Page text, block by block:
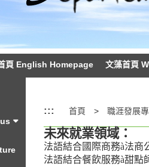
頁 English Homepage 文藻首頁
::: 首頁
未來就業領域：
法語結合國際商務à法商
法語結合餐飲服務à甜點